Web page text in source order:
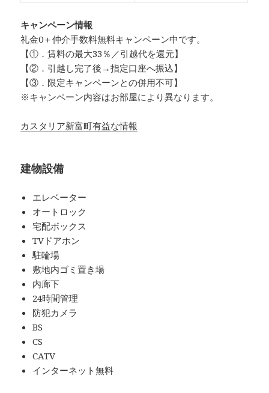
キャンペーン情報
礼金0＋仲介手数料無料キャンペーン中です。
【①．賃料の最大33％／引越代を還元】
【②．引越し完了後→指定口座へ振込】
【③．限定キャンペーンとの併用不可】
※キャンペーン内容はお部屋により異なります。
カスタリア新富町有益な情報
建物設備
エレベーター
オートロック
宅配ボックス
TVドアホン
駐輪場
敷地内ゴミ置き場
内廊下
24時間管理
防犯カメラ
BS
CS
CATV
インターネット無料